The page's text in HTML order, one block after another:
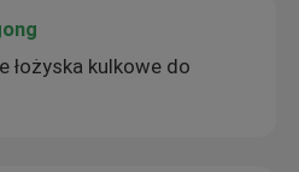
łożyska kulkowe do